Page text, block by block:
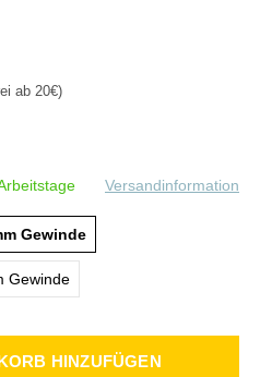
ab 20€)
Versandinformation
Gewinde
Gewinde
HINZUFÜGEN